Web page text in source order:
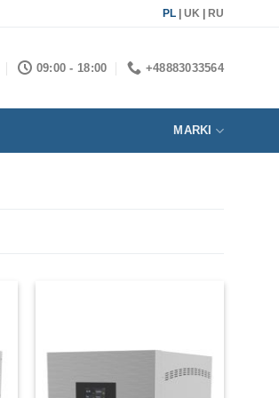
PL | UK | RU
09:00 - 18:00 +48883033564
MARKI